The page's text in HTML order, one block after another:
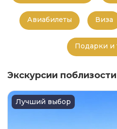
Авиабилеты Виза
Подарки и
Экскурсии поблизости
Лучший выбор